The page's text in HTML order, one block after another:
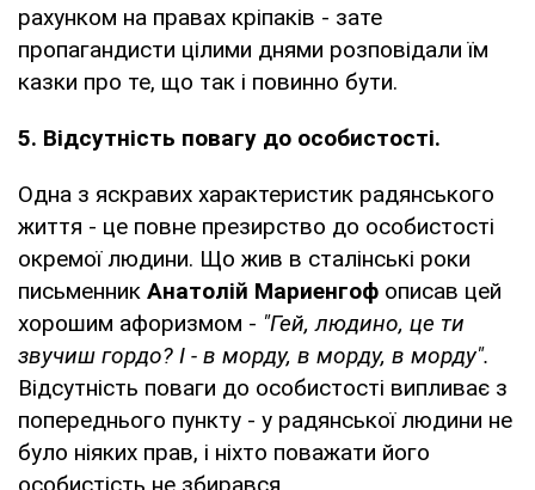
рахунком на правах кріпаків - зате
пропагандисти цілими днями розповідали їм
казки про те, що так і повинно бути.
5. Відсутність повагу до особистості.
Одна з яскравих характеристик радянського
життя - це повне презирство до особистості
окремої людини. Що жив в сталінські роки
письменник Анатолій Мариенгоф описав цей
хорошим афоризмом - "Гей, людино, це ти
звучиш гордо? І - в морду, в морду, в морду".
Відсутність поваги до особистості випливає з
попереднього пункту - у радянської людини не
було ніяких прав, і ніхто поважати його
особистість не збирався.